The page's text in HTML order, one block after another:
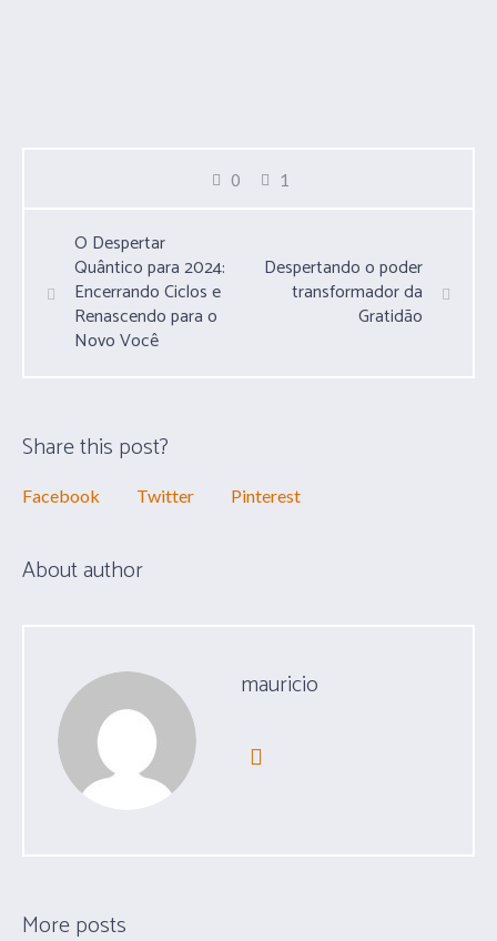
0 1
O Despertar
Quântico para 2024:
Encerrando Ciclos e
Renascendo para o
Novo Você
Despertando o poder
transformador da
Gratidão
Share this post?
Facebook Twitter Pinterest
About author
mauricio
More posts